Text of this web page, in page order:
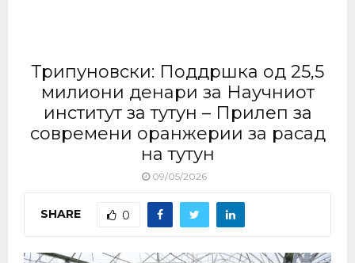
Трипуновски: Поддршка од 25,5
милиони денари за Научниот
институт за тутун – Прилеп за
современи оранжерии за расад
на тутун
09/05/2026
SHARE 0